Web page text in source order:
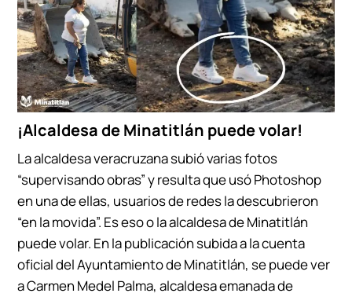
¡Alcaldesa de Minatitlán puede volar!
La alcaldesa veracruzana subió varias fotos
“supervisando obras” y resulta que usó Photoshop
en una de ellas, usuarios de redes la descubrieron
“en la movida”. Es eso o la alcaldesa de Minatitlán
puede volar. En la publicación subida a la cuenta
oficial del Ayuntamiento de Minatitlán, se puede ver
a Carmen Medel Palma, alcaldesa emanada de